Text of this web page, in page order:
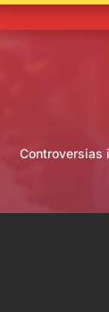
Controversias